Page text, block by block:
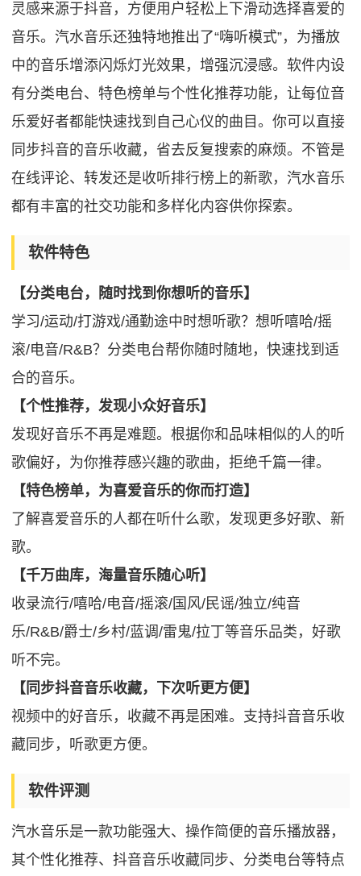
灵感来源于抖音，方便用户轻松上下滑动选择喜爱的
音乐。汽水音乐还独特地推出了“嗨听模式”，为播放
中的音乐增添闪烁灯光效果，增强沉浸感。软件内设
有分类电台、特色榜单与个性化推荐功能，让每位音
乐爱好者都能快速找到自己心仪的曲目。你可以直接
同步抖音的音乐收藏，省去反复搜索的麻烦。不管是
在线评论、转发还是收听排行榜上的新歌，汽水音乐
都有丰富的社交功能和多样化内容供你探索。
软件特色
【分类电台，随时找到你想听的音乐】
学习/运动/打游戏/通勤途中时想听歌？想听嘻哈/摇
滚/电音/R&B？分类电台帮你随时随地，快速找到适
合的音乐。
【个性推荐，发现小众好音乐】
发现好音乐不再是难题。根据你和品味相似的人的听
歌偏好，为你推荐感兴趣的歌曲，拒绝千篇一律。
【特色榜单，为喜爱音乐的你而打造】
了解喜爱音乐的人都在听什么歌，发现更多好歌、新
歌。
【千万曲库，海量音乐随心听】
收录流行/嘻哈/电音/摇滚/国风/民谣/独立/纯音
乐/R&B/爵士/乡村/蓝调/雷鬼/拉丁等音乐品类，好歌
听不完。
【同步抖音音乐收藏，下次听更方便】
视频中的好音乐，收藏不再是困难。支持抖音音乐收
藏同步，听歌更方便。
软件评测
汽水音乐是一款功能强大、操作简便的音乐播放器，
其个性化推荐、抖音音乐收藏同步、分类电台等特点